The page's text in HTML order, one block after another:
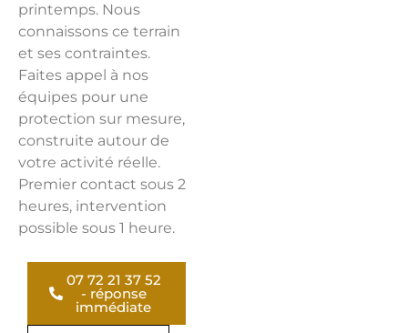
printemps. Nous
connaissons ce terrain
et ses contraintes.
Faites appel à nos
équipes pour une
protection sur mesure,
construite autour de
votre activité réelle.
Premier contact sous 2
heures, intervention
possible sous 1 heure.
07 72 21 37 52
- réponse
immédiate